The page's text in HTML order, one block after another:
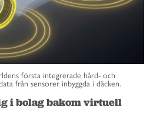
första integrerade hård- och
från sensorer inbyggda i däcken.
i bolag bakom virtuell